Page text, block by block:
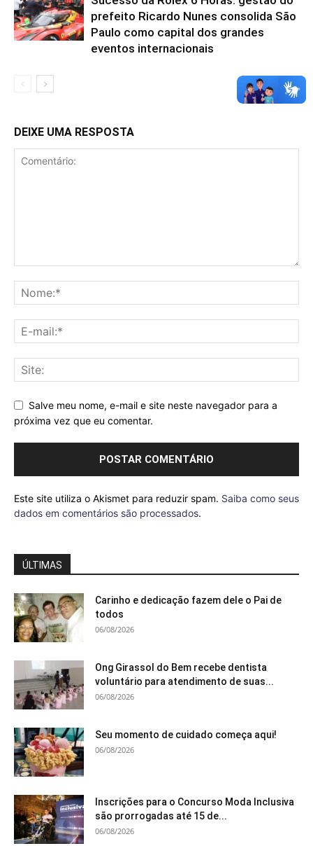
prefeito Ricardo Nunes consolida São
Paulo como capital dos grandes
eventos internacionais
DEIXE UMA RESPOSTA
Salve meu nome, e-mail e site neste navegador para a
próxima vez que eu comentar.
Este site utiliza o Akismet para reduzir spam. Saiba como seus
dados em comentários são processados.
ÚLTIMAS
Carinho e dedicação fazem dele o Pai de
todos
06/08/2026
Ong Girassol do Bem recebe dentista
voluntário para atendimento de suas...
06/08/2026
Seu momento de cuidado começa aqui!
06/08/2026
Inscrições para o Concurso Moda Inclusiva
são prorrogadas até 15 de...
06/08/2026